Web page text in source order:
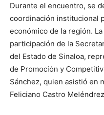
Durante el encuentro, se
coordinación institucional
económico de la región.
participación de la
del Estado de Sinaloa,
de Promoción y
Sánchez, quien asistió en
Feliciano Castro